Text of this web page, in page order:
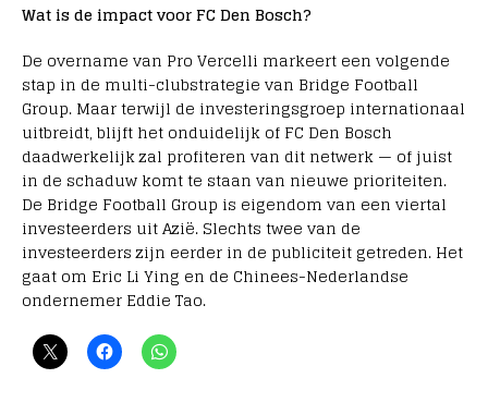
Wat is de impact voor FC Den Bosch?
De overname van Pro Vercelli markeert een volgende
stap in de multi-clubstrategie van Bridge Football
Group. Maar terwijl de investeringsgroep internationaal
uitbreidt, blijft het onduidelijk of FC Den Bosch
daadwerkelijk zal profiteren van dit netwerk — of juist
in de schaduw komt te staan van nieuwe prioriteiten.
De Bridge Football Group is eigendom van een viertal
investeerders uit Azië. Slechts twee van de
investeerders zijn eerder in de publiciteit getreden. Het
gaat om Eric Li Ying en de Chinees-Nederlandse
ondernemer Eddie Tao.